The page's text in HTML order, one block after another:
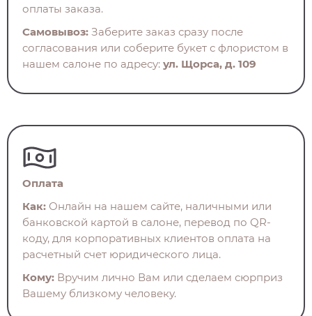
оплаты заказа.
Самовывоз: Заберите заказ сразу после
согласования или соберите букет с флористом в
нашем салоне по адресу: ул. Щорса, д. 109
Оплата
Как: Онлайн на нашем сайте, наличными или
банковской картой в салоне, перевод по QR-
коду, для корпоративных клиентов оплата на
расчетный счет юридического лица.
Кому: Вручим лично Вам или сделаем сюрприз
Вашему близкому человеку.